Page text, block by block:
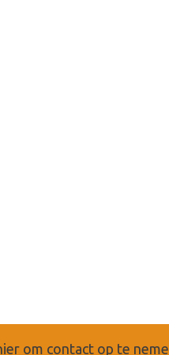
om contact op te